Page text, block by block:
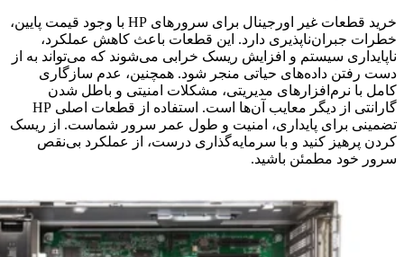
خرید قطعات غیر اورجینال برای سرورهای HP با وجود قیمت پایین،
خطرات جبران‌ناپذیری دارد. این قطعات باعث کاهش عملکرد،
ناپایداری سیستم و افزایش ریسک خرابی می‌شوند که می‌تواند به از
دست رفتن داده‌های حیاتی منجر شود. همچنین، عدم سازگاری
کامل با نرم‌افزارهای مدیریتی، مشکلات امنیتی و باطل شدن
گارانتی از دیگر معایب آن‌ها است. استفاده از قطعات اصلی HP
تضمینی برای پایداری، امنیت و طول عمر سرور شماست. از ریسک
کردن پرهیز کنید و با سرمایه‌گذاری درست، از عملکرد بی‌نقص
سرور خود مطمئن باشید.